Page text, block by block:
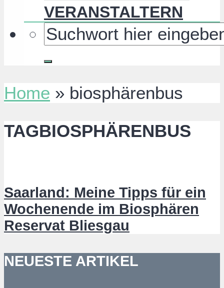
VERANSTALTERN
Home » biosphärenbus
TAGBIOSPHÄRENBUS
Saarland: Meine Tipps für ein
Wochenende im Biosphären
Reservat Bliesgau
NEUESTE ARTIKEL